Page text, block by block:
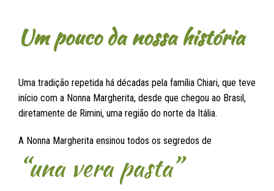
Um pouco da nossa história
Uma tradição repetida há décadas pela família Chiari, que teve
início com a Nonna Margherita, desde que chegou ao Brasil,
diretamente de Rimini, uma região do norte da Itália.
A Nonna Margherita ensinou todos os segredos de
“una vera pasta”